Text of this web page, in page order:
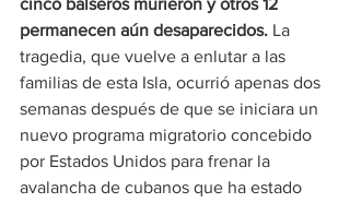
cinco balseros murieron y otros 12
permanecen aún desaparecidos. La
tragedia, que vuelve a enlutar a las
familias de esta Isla, ocurrió apenas dos
semanas después de que se iniciara un
nuevo programa migratorio concebido
por Estados Unidos para frenar la
avalancha de cubanos que ha estado